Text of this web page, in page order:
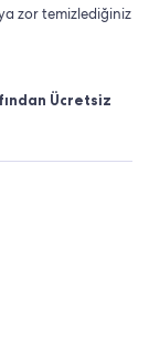
zor temizlediğiniz
Ücretsiz